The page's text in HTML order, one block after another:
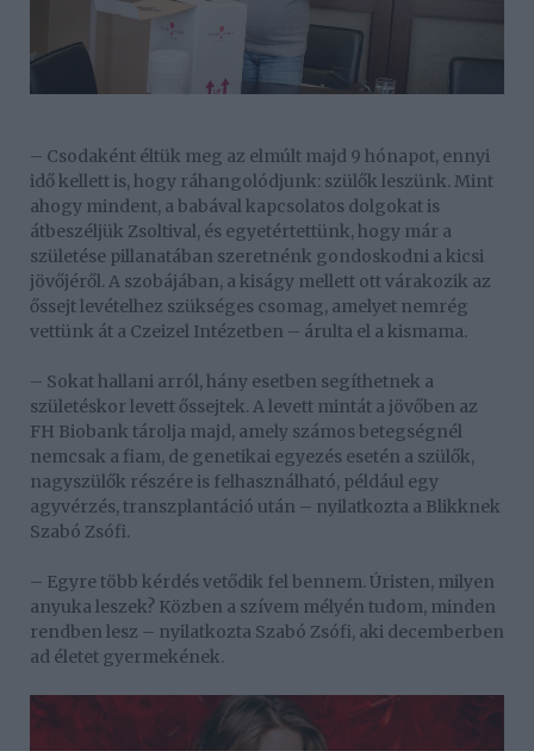
– Csodaként éltük meg az elmúlt majd 9 hónapot, ennyi
idő kellett is, hogy ráhangolódjunk: szülők leszünk. Mint
ahogy mindent, a babával kapcsolatos dolgokat is
átbeszéljük Zsoltival, és egyetértettünk, hogy már a
születése pillanatában szeretnénk gondoskodni a kicsi
jövőjéről. A szobájában, a kiságy mellett ott várakozik az
őssejt levételhez szükséges csomag, amelyet nemrég
vettünk át a Czeizel Intézetben – árulta el a kismama.
– Sokat hallani arról, hány esetben segíthetnek a
születéskor levett őssejtek. A levett mintát a jövőben az
FH Biobank tárolja majd, amely számos betegségnél
nemcsak a fiam, de genetikai egyezés esetén a szülők,
nagyszülők részére is felhasználható, például egy
agyvérzés, transzplantáció után – nyilatkozta a Blikknek
Szabó Zsófi.
– Egyre több kérdés vetődik fel bennem. Úristen, milyen
anyuka leszek? Közben a szívem mélyén tudom, minden
rendben lesz – nyilatkozta Szabó Zsófi, aki decemberben
ad életet gyermekének.